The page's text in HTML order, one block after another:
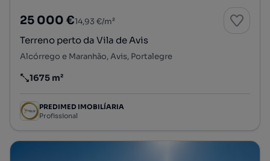
25 000 €14,93 €/m²
Terreno perto da Vila de Avis
Alcórrego e Maranhão, Avis, Portalegre
Preço por metro quadrado
1675 m²
PREDIMED IMOBILÍARIA
Profissional